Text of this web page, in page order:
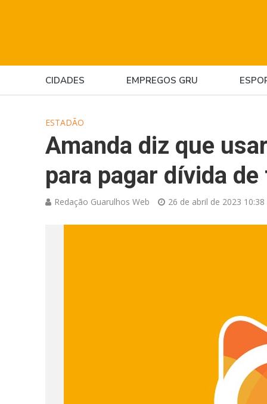
CIDADES EMPREGOS GRU
ESTADÃO
Amanda diz que
para pagar dívida
Redação Guarulhos Web 26 de abril de 2023 10:38